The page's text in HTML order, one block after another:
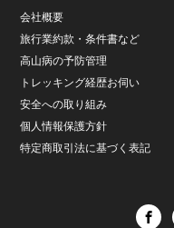
会社概要
旅行業約款・条件書など
高山病の予防管理
トレッキング経歴お伺い
安全への取り組み
個人情報保護方針
特定商取引法に基づく表記